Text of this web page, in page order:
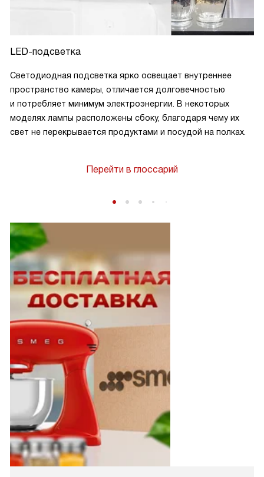
LED-подсветка
Светодиодная подсветка ярко освещает внутреннее
пространство камеры, отличается долговечностью
и потребляет минимум электроэнергии. В некоторых
моделях лампы расположены сбоку, благодаря чему их
свет не перекрывается продуктами и посудой на полках.
Перейти в глоссарий